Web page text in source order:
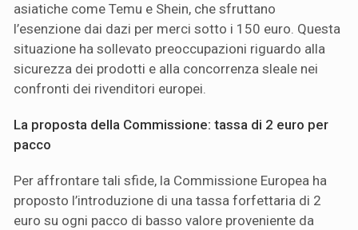
asiatiche come Temu e Shein, che sfruttano
l’esenzione dai dazi per merci sotto i 150 euro. Questa
situazione ha sollevato preoccupazioni riguardo alla
sicurezza dei prodotti e alla concorrenza sleale nei
confronti dei rivenditori europei.
La proposta della Commissione: tassa di 2 euro per
pacco
Per affrontare tali sfide, la Commissione Europea ha
proposto l’introduzione di una tassa forfettaria di 2
euro su ogni pacco di basso valore proveniente da